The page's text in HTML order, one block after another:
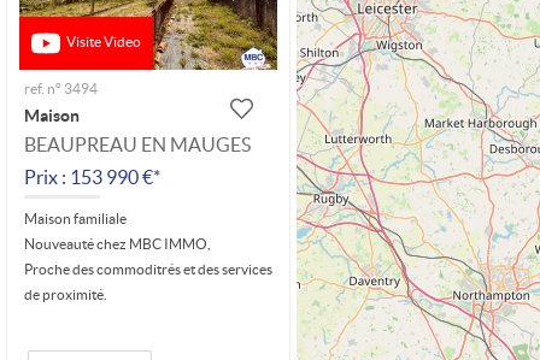
Visite Video
ref. n° 3494
Maison
BEAUPREAU EN MAUGES
Prix : 153 990 €*
Maison familiale
Nouveauté chez MBC IMMO,
Proche des commoditrés et des services
de proximité.